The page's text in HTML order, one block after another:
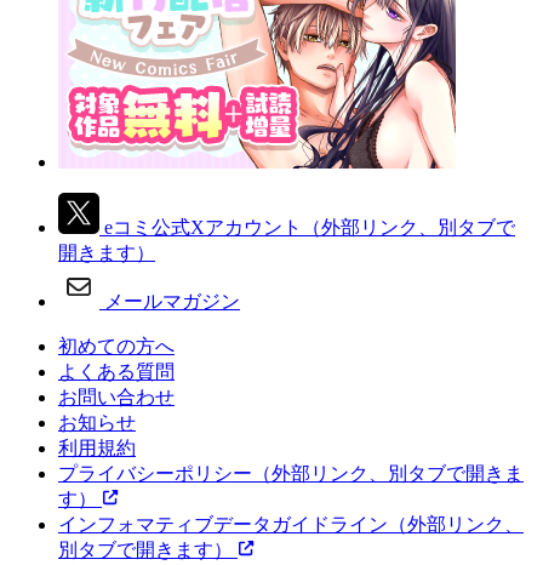
eコミ公式Xアカウント
（外部リンク、別タブで
開きます）
メールマガジン
初めての方へ
よくある質問
お問い合わせ
お知らせ
利用規約
プライバシーポリシー （外部リンク、別タブで開きま
す）
インフォマティブデータガイドライン （外部リンク、
別タブで開きます）